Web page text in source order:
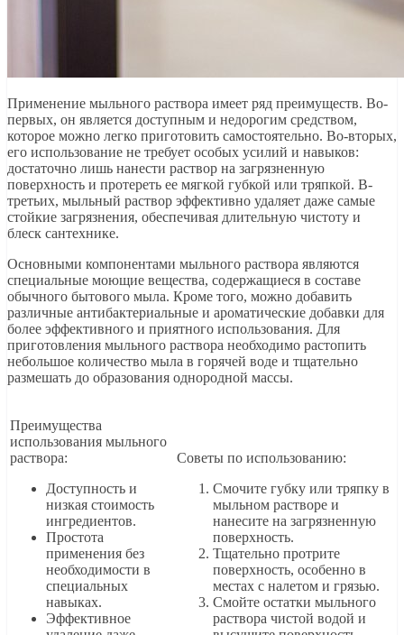
Применение мыльного раствора имеет ряд преимуществ. Во-
первых, он является доступным и недорогим средством,
которое можно легко приготовить самостоятельно. Во-вторых,
его использование не требует особых усилий и навыков:
достаточно лишь нанести раствор на загрязненную
поверхность и протереть ее мягкой губкой или тряпкой. В-
третьих, мыльный раствор эффективно удаляет даже самые
стойкие загрязнения, обеспечивая длительную чистоту и
блеск сантехнике.
Основными компонентами мыльного раствора являются
специальные моющие вещества, содержащиеся в составе
обычного бытового мыла. Кроме того, можно добавить
различные антибактериальные и ароматические добавки для
более эффективного и приятного использования. Для
приготовления мыльного раствора необходимо растопить
небольшое количество мыла в горячей воде и тщательно
размешать до образования однородной массы.
Преимущества
использования мыльного
раствора:
Доступность и
низкая стоимость
ингредиентов.
Простота
применения без
необходимости в
специальных
навыках.
Эффективное
Советы по использованию:
Смочите губку или тряпку в
мыльном растворе и
нанесите на загрязненную
поверхность.
Тщательно протрите
поверхность, особенно в
местах с налетом и грязью.
Смойте остатки мыльного
раствора чистой водой и